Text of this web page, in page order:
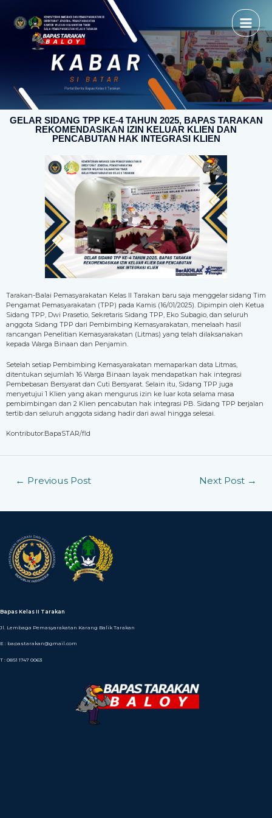
GELAR SIDANG TPP KE-4 TAHUN 2025, BAPAS TARAKAN
REKOMENDASIKAN IZIN KELUAR KLIEN DAN
PENCABUTAN HAK INTEGRASI KLIEN
Tarakan-Balai Pemasyarakatan Kelas II Tarakan baru saja menggelar sidang Tim
Pengamat Pemasyarakatan (TPP) pada Kamis (16/01/2025). Dipimpin oleh Ketua
Sidang TPP, Dwi Prasetio, Sekretaris Sidang TPP, Eko Subagio, dan seluruh
anggota Sidang TPP dari Pembimbing Kemasyarakatan, menelaah hasil
rancangan Penelitian Kemasyarakatan (Litmas) yang telah dilaksanakan
kepada Warga Binaan dan Penjamin.
Setelah setiap Pembimbing Kemasyarakatan memaparkan data Litmas,
ditentukan sejumlah 16 Warga Binaan layak mendapatkan hak integrasi
Pembebasan Bersyarat dan Cuti Bersyarat. Selain itu, Sidang TPP juga
menyetujui 1 Klien yang akan mengurus izin ke luar kota selama masa
pembimbingan dan 2 Klien pencabutan hak integrasi PB. Sidang TPP berjalan
tertib dan seluruh anggota sidang hadir dari awal hingga selesai.
Kontributor:BapaSTAR/fld
← Previous Post Next Post →
Bapas Kelas II Tarakan
Jl. Lembaga Pemasyarakatan Karang Balik Tarakan
E : bapastarakan@gmail.com
T : 0851 1747 0063